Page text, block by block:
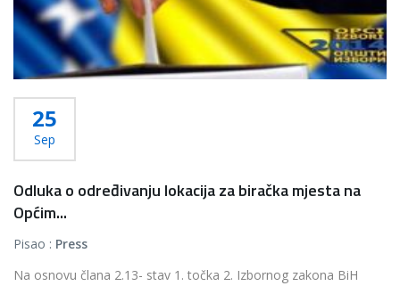
25
Sep
Odluka o određivanju lokacija za biračka mjesta na
Općim...
Pisao : Press
Na osnovu člana 2.13- stav 1. točka 2. Izbornog zakona BiH